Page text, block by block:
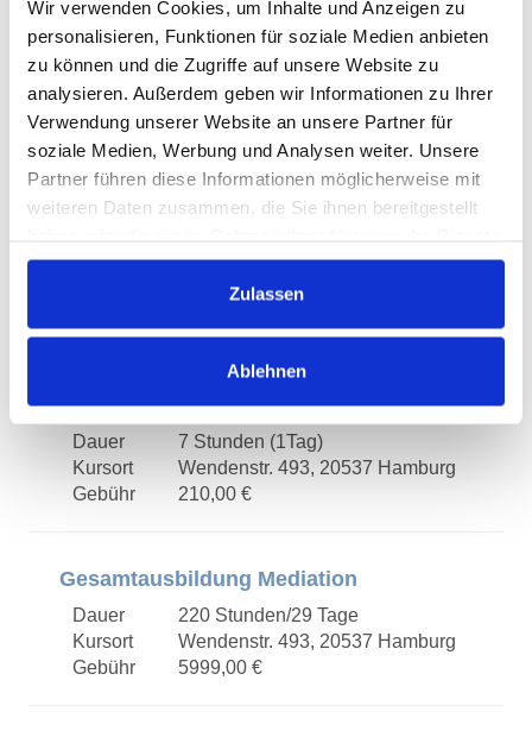
Wir verwenden Cookies, um Inhalte und Anzeigen zu
personalisieren, Funktionen für soziale Medien anbieten
zu können und die Zugriffe auf unsere Website zu
analysieren. Außerdem geben wir Informationen zu Ihrer
Verwendung unserer Website an unsere Partner für
soziale Medien, Werbung und Analysen weiter. Unsere
Partner führen diese Informationen möglicherweise mit
weiteren Daten zusammen, die Sie ihnen bereitgestellt
gesammelt haben.
Zulassen
Ablehnen
Ein praxisnahes Intensivtraining
Dauer
52 Stunden (8 Tage)
Kursort
Wendenstr. 493, 20537 Hamburg
Gebühr
1560,00 €
Entscheidungscoaching - Systemische
Coachingtechniken
90,00 €
Fall- und Fachberatung für Kitas -
Supervision für Kita Mitarbeiter:innen
Dauer
7 Stunden (1Tag)
Kursort
Wendenstr. 493, 20537 Hamburg
Gebühr
210,00 €
Gesamtausbildung Mediation
Dauer
220 Stunden/29 Tage
Kursort
Wendenstr. 493, 20537 Hamburg
Gebühr
5999,00 €